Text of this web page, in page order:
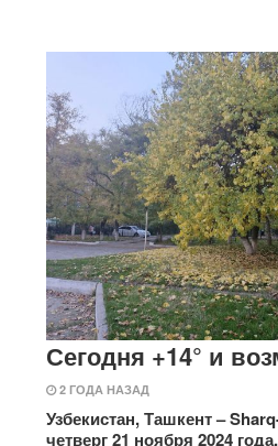
Сегодня +14° и
2 ГОДА НАЗАД
Узбекистан, Ташкент –
четверг 21 ноября 2024